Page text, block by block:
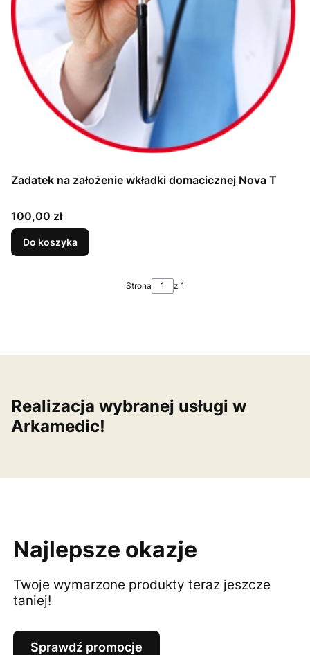
Zadatek na założenie wkładki domacicznej Nova T
Cena
100,00 zł
Do koszyka
Strona z 1
Realizacja wybranej usługi w
Arkamedic!
Najlepsze okazje
Twoje wymarzone produkty teraz jeszcze
taniej!
Sprawdź promocje